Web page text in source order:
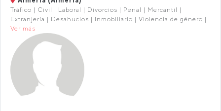
Tráfico | Civil | Laboral | Divorcios | Penal | Mercantil |
Extranjería | Desahucios | Inmobiliario | Violencia de género |
Ver más